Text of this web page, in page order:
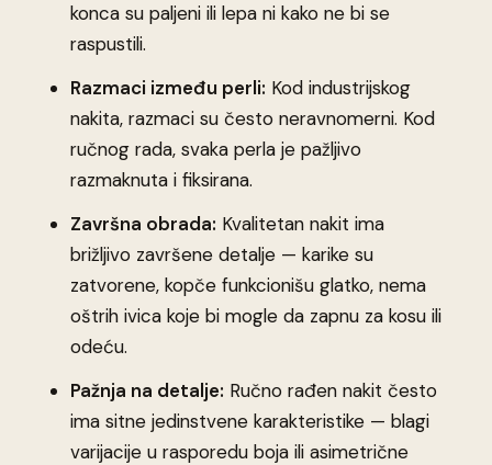
konca su paljeni ili lepa ni kako ne bi se
raspustili.
Razmaci između perli: Kod industrijskog
nakita, razmaci su često neravnomerni. Kod
ručnog rada, svaka perla je pažljivo
razmaknuta i fiksirana.
Završna obrada: Kvalitetan nakit ima
brižljivo završene detalje — karike su
zatvorene, kopče funkcionišu glatko, nema
oštrih ivica koje bi mogle da zapnu za kosu ili
odeću.
Pažnja na detalje: Ručno rađen nakit često
ima sitne jedinstvene karakteristike — blagi
varijacije u rasporedu boja ili asimetrične